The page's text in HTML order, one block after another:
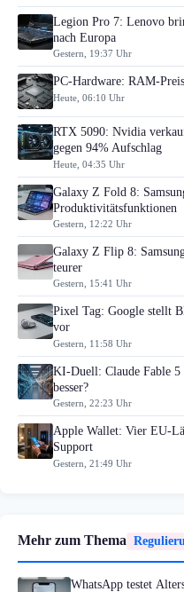
Legion Pro 7: Lenovo
nach Europa
Gestern, 19:37 Uhr
PC-Hardware: RAM-
Heute, 06:10 Uhr
RTX 5090: Nvidia
gegen 94% Aufschlag
Heute, 04:35 Uhr
Galaxy Z Fold 8:
Produktivitätsfunktionen
Gestern, 12:22 Uhr
Galaxy Z Flip 8:
teurer
Gestern, 15:41 Uhr
Pixel Tag: Google stellt
vor
Gestern, 11:58 Uhr
KI-Duell: Claude Fable
besser?
Gestern, 22:23 Uhr
Apple Wallet: Vier EU-
Support
Gestern, 21:49 Uhr
Mehr zum Thema
WhatsApp testet